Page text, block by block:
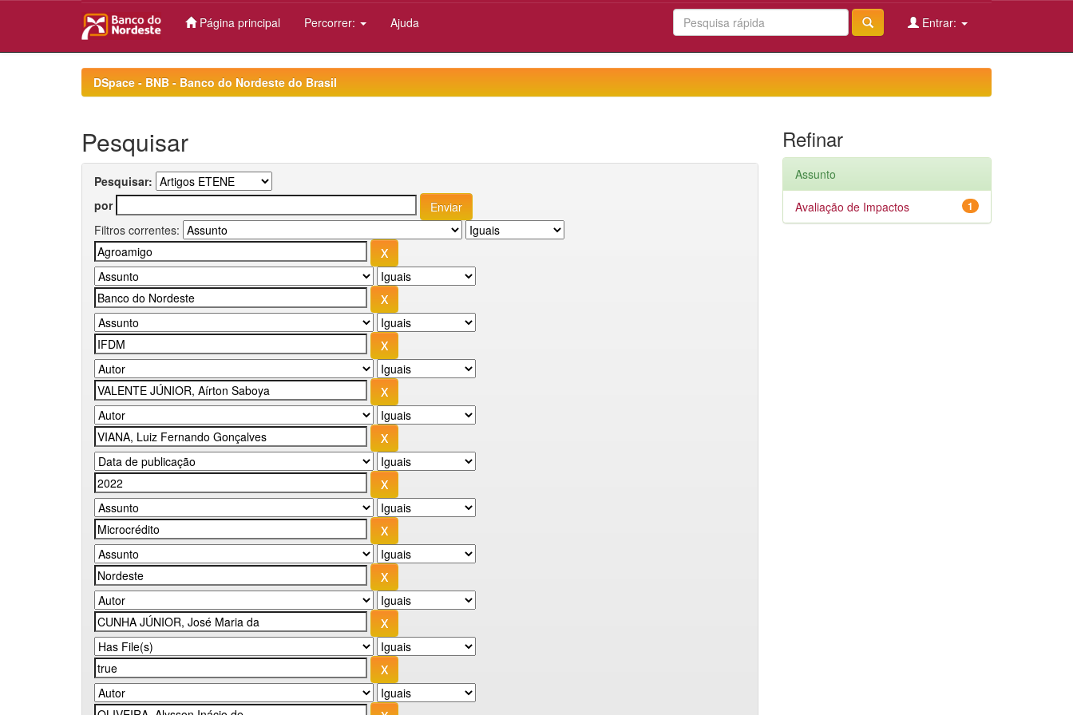
Página principal Percorrer: Ajuda Entrar:
DSpace - BNB - Banco do Nordeste do Brasil
Pesquisar
Pesquisar:
por
Filtros correntes:
Refinar
Assunto
1
Avaliação de Impactos